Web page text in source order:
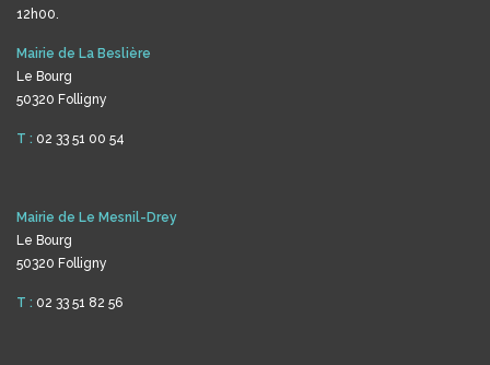
12h00.
Mairie de La Beslière
Le Bourg
50320 Folligny
T : 02 33 51 00 54
Mairie de Le Mesnil-Drey
Le Bourg
50320 Folligny
T : 02 33 51 82 56